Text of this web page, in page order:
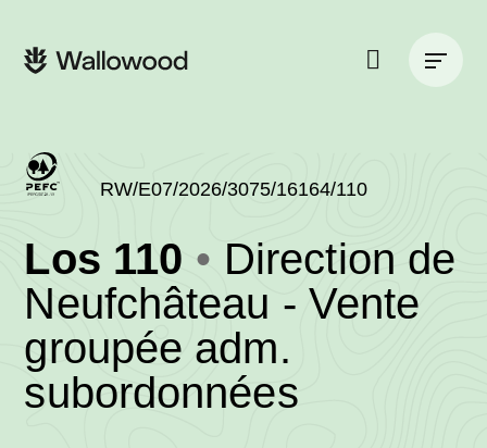
Los 110 (RW/E07/
-
Direction de
Neufchâteau - Vente
groupée adm.
subordonnées•
RW/E07/2026/3075/16164/110